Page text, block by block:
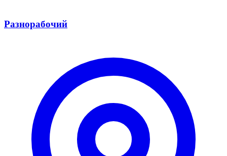
Разнорабочий